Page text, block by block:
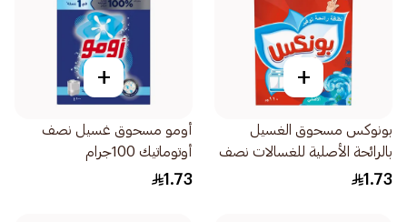
+
بونوكس مسحوق الغسيل
بالرائحة الأصلية للغسالات نصف
الأوتوماتيكية 110جرام
1.73
+
أومو مسحوق غسيل نصف
أوتوماتيك 100جرام
1.73